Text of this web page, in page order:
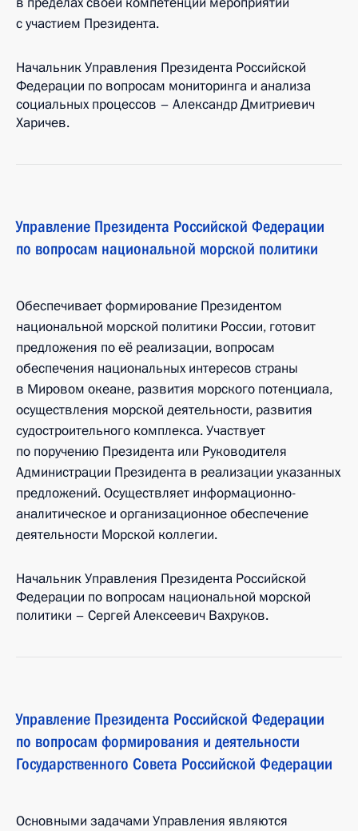
с участием Президента.
Начальник Управления Президента Российской
Федерации по вопросам мониторинга и анализа
социальных процессов – Александр Дмитриевич
Харичев.
Управление Президента Российской Федерации
по вопросам национальной морской политики
Обеспечивает формирование Президентом
национальной морской политики России, готовит
предложения по её реализации, вопросам
обеспечения национальных интересов страны
в Мировом океане, развития морского потенциала,
осуществления морской деятельности, развития
судостроительного комплекса. Участвует
по поручению Президента или Руководителя
Администрации Президента в реализации указанных
предложений. Осуществляет информационно-
аналитическое и организационное обеспечение
деятельности Морской коллегии.
Начальник Управления Президента Российской
Федерации по вопросам национальной морской
политики – Сергей Алексеевич Вахруков.
Управление Президента Российской Федерации
по вопросам формирования и деятельности
Государственного Совета Российской Федерации
Основными задачами Управления являются